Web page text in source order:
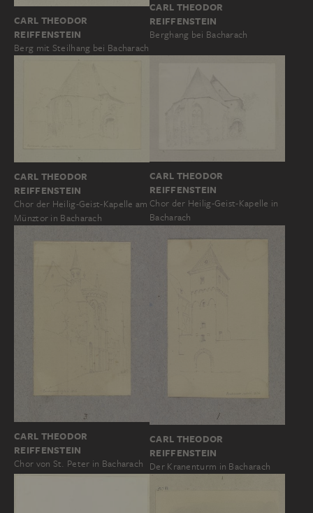
CARL THEODOR
REIFFENSTEIN
Berg mit Steilhang bei Bacharach
CARL THEODOR
REIFFENSTEIN
Berghang bei Bacharach
CARL THEODOR
REIFFENSTEIN
Chor der Heilig-Geist-Kapelle am
Münztor in Bacharach
CARL THEODOR
REIFFENSTEIN
Chor der Heilig-Geist-Kapelle in
Bacharach
CARL THEODOR
REIFFENSTEIN
Chor von St. Peter in Bacharach
CARL THEODOR
REIFFENSTEIN
Der Kranenturm in Bacharach